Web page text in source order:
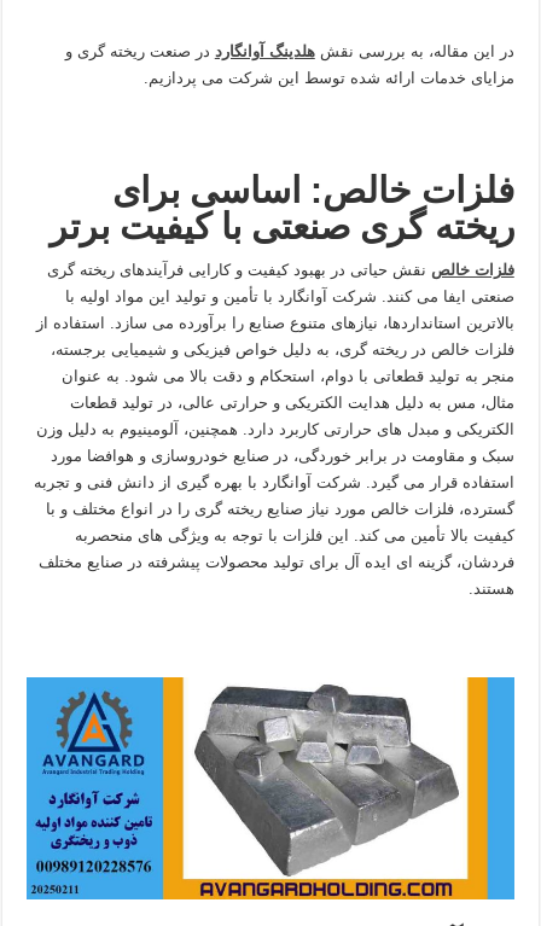
در این مقاله، به بررسی نقشهلدینگ آوانگارد در صنعت ریخته گری و
مزایای خدمات ارائه شده توسط این شرکت می پردازیم.
فلزات خالص: اساسی برای
ریخته گری صنعتی با کیفیت برتر
فلزات خالص نقش حیاتی در بهبود کیفیت و کارایی فرآیندهای ریخته گری
صنعتی ایفا می کنند. شرکت آوانگارد با تأمین و تولید این مواد اولیه با
بالاترین استانداردها، نیازهای متنوع صنایع را برآورده می سازد. استفاده از
فلزات خالص در ریخته گری، به دلیل خواص فیزیکی و شیمیایی برجسته،
منجر به تولید قطعاتی با دوام، استحکام و دقت بالا می شود. به عنوان
مثال، مس به دلیل هدایت الکتریکی و حرارتی عالی، در تولید قطعات
الکتریکی و مبدل های حرارتی کاربرد دارد. همچنین، آلومینیوم به دلیل وزن
سبک و مقاومت در برابر خوردگی، در صنایع خودروسازی و هوافضا مورد
استفاده قرار می گیرد. شرکت آوانگارد با بهره گیری از دانش فنی و تجربه
گسترده، فلزات خالص مورد نیاز صنایع ریخته گری را در انواع مختلف و با
کیفیت بالا تأمین می کند. این فلزات با توجه به ویژگی های منحصربه
فردشان، گزینه ای ایده آل برای تولید محصولات پیشرفته در صنایع مختلف
هستند.